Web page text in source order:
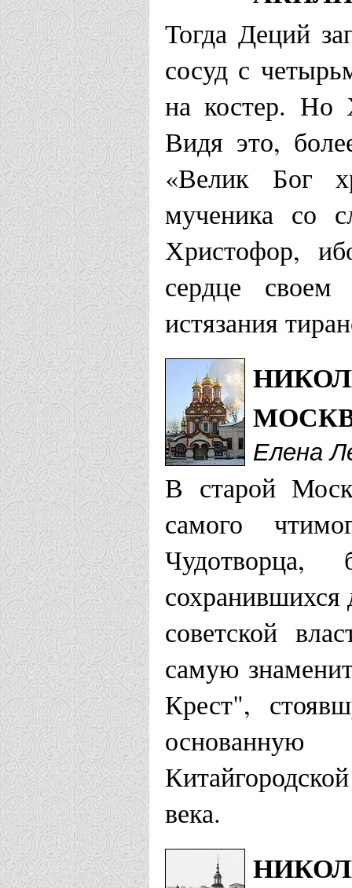
Тогда Деций
сосуд с
на костер. Но
Видя это,
«Велик Бог
мученика со
Христофор,
сердце
истязания
Елена
В старой
самого
советской
самую
Крест",
века.